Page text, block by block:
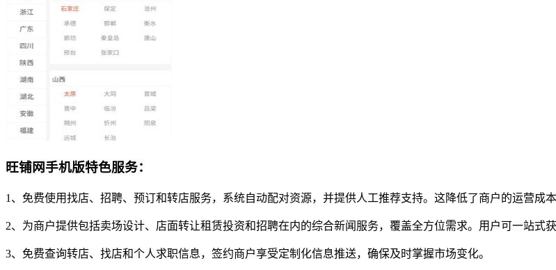
旺铺网手机版特色服务：
1、免费使用找店、招聘、预订和转店服务，系统自动配对资源，并提供人工推荐支持。这降低了商户的运营成
2、为商户提供包括卖场设计、店面转让租赁投资和招聘在内的综合新闻服务，覆盖全方位需求。用户可一站式
3、免费查询转店、找店和个人求职信息，签约商户享受定制化信息推送，确保及时掌握市场变化。